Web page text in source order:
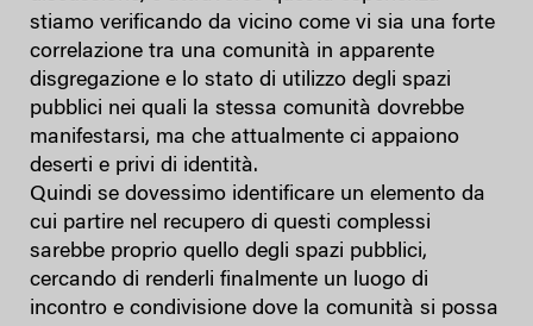
stiamo verificando da vicino come vi sia una forte
correlazione tra una comunità in apparente
disgregazione e lo stato di utilizzo degli spazi
pubblici nei quali la stessa comunità dovrebbe
manifestarsi, ma che attualmente ci appaiono
deserti e privi di identità.
Quindi se dovessimo identificare un elemento da
cui partire nel recupero di questi complessi
sarebbe proprio quello degli spazi pubblici,
cercando di renderli finalmente un luogo di
incontro e condivisione dove la comunità si possa